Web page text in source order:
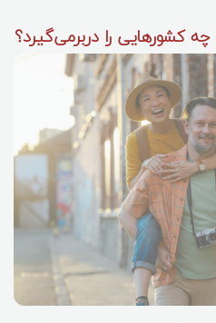
را دربرمی‌گیرد؟